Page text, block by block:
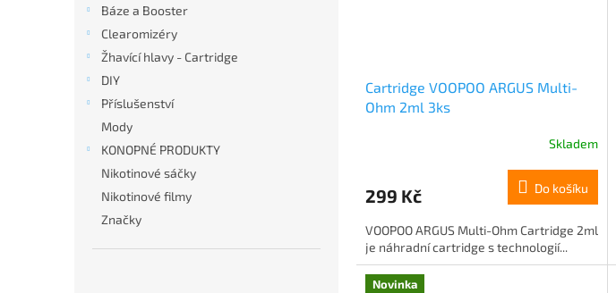
Báze a Booster
Clearomizéry
Žhavící hlavy - Cartridge
DIY
Příslušenství
Mody
KONOPNÉ PRODUKTY
Nikotinové sáčky
Nikotinové filmy
Značky
Cartridge VOOPOO ARGUS Multi-
Ohm 2ml 3ks
Skladem
299 Kč Do košíku
VOOPOO ARGUS Multi-Ohm Cartridge 2ml
je náhradní cartridge s technologií...
Novinka